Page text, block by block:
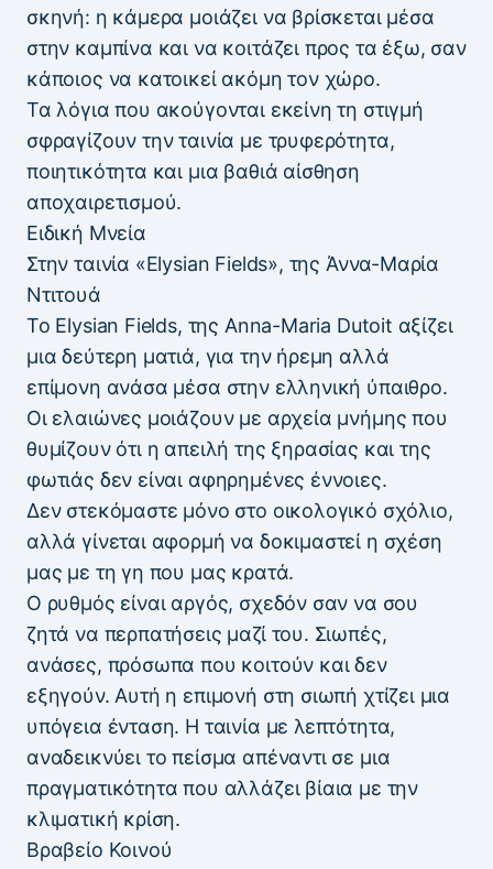
σκηνή: η κάμερα μοιάζει να βρίσκεται μέσα
στην καμπίνα και να κοιτάζει προς τα έξω, σαν
κάποιος να κατοικεί ακόμη τον χώρο.
Τα λόγια που ακούγονται εκείνη τη στιγμή
σφραγίζουν την ταινία με τρυφερότητα,
ποιητικότητα και μια βαθιά αίσθηση
αποχαιρετισμού.
Ειδική Μνεία
Στην ταινία «Elysian Fields», της Άννα-Μαρία
Ντιτουά
Το Elysian Fields, της Anna-Maria Dutoit αξίζει
μια δεύτερη ματιά, για την ήρεμη αλλά
επίμονη ανάσα μέσα στην ελληνική ύπαιθρο.
Οι ελαιώνες μοιάζουν με αρχεία μνήμης που
θυμίζουν ότι η απειλή της ξηρασίας και της
φωτιάς δεν είναι αφηρημένες έννοιες.
Δεν στεκόμαστε μόνο στο οικολογικό σχόλιο,
αλλά γίνεται αφορμή να δοκιμαστεί η σχέση
μας με τη γη που μας κρατά.
Ο ρυθμός είναι αργός, σχεδόν σαν να σου
ζητά να περπατήσεις μαζί του. Σιωπές,
ανάσες, πρόσωπα που κοιτούν και δεν
εξηγούν. Αυτή η επιμονή στη σιωπή χτίζει μια
υπόγεια ένταση. Η ταινία με λεπτότητα,
αναδεικνύει το πείσμα απέναντι σε μια
πραγματικότητα που αλλάζει βίαια με την
κλιματική κρίση.
Βραβείο Κοινού